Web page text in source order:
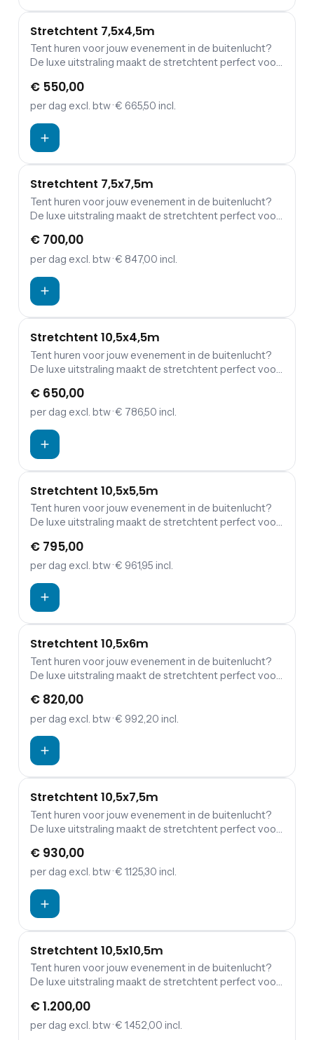
Stretchtent 7,5x4,5m
Tent huren voor jouw evenement in de buitenlucht?
De luxe uitstraling maakt de stretchtent perfect voor
gelegenheid. De stretchtent kan door zijn aanpasbare
constructie helemaal aan jouw behoeften worden
of 14 zitplaatsen.
€ 550,00
per dag excl. btw· € 665,50 incl.
Stretchtent 7,5x7,5m
Tent huren voor jouw evenement in de buitenlucht?
De luxe uitstraling maakt de stretchtent perfect voor
gelegenheid. De stretchtent kan door zijn aanpasbare
constructie helemaal aan jouw behoeften worden
staanplaatsen of 35 zitplaatsen.
€ 700,00
per dag excl. btw· € 847,00 incl.
Stretchtent 10,5x4,5m
Tent huren voor jouw evenement in de buitenlucht?
De luxe uitstraling maakt de stretchtent perfect voor
gelegenheid. De stretchtent kan door zijn aanpasbare
constructie helemaal aan jouw behoeften worden
staanplaatsen of 25 zitplaatsen.
€ 650,00
per dag excl. btw· € 786,50 incl.
Stretchtent 10,5x5,5m
Tent huren voor jouw evenement in de buitenlucht?
De luxe uitstraling maakt de stretchtent perfect voor
gelegenheid.De stretchtent kan door zijn aanpasbare
constructie helemaal aan jouw behoeften worden
staanplaatsen of 35 zitplaatsen.
€ 795,00
per dag excl. btw· € 961,95 incl.
Stretchtent 10,5x6m
Tent huren voor jouw evenement in de buitenlucht?
De luxe uitstraling maakt de stretchtent perfect voor
gelegenheid. De stretchtent kan door zijn aanpasbare
constructie helemaal aan jouw behoeften worden
staanplaatsen of 45 zitplaatsen.
€ 820,00
per dag excl. btw· € 992,20 incl.
Stretchtent 10,5x7,5m
Tent huren voor jouw evenement in de buitenlucht?
De luxe uitstraling maakt de stretchtent perfect voor
gelegenheid. De stretchtent kan door zijn aanpasbare
constructie helemaal aan jouw behoeften worden
staanplaatsen of 50 zitplaatsen.
€ 930,00
per dag excl. btw· € 1.125,30 incl.
Stretchtent 10,5x10,5m
Tent huren voor jouw evenement in de buitenlucht?
De luxe uitstraling maakt de stretchtent perfect voor
gelegenheid. De stretchtent kan door zijn aanpasbare
constructie helemaal aan jouw behoeften worden
€ 1.200,00
per dag excl. btw· € 1.452,00 incl.